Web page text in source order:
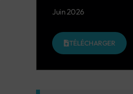
Juin 2026
TÉLÉCHARGER